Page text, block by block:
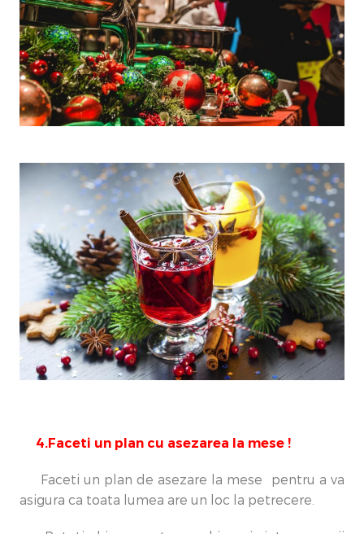
4.Faceti un plan cu asezarea la mese !
Faceti un plan de asezare la mese pentru a va
asigura ca toata lumea are un loc la petrecere.